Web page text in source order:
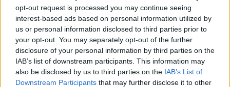
opt-out request is processed you may continue seeing
interest-based ads based on personal information utilized by
us or personal information disclosed to third parties prior to
your opt-out. You may separately opt-out of the further
disclosure of your personal information by third parties on the
IAB’s list of downstream participants. This information may
also be disclosed by us to third parties on the IAB’s List of
Downstream Participants that may further disclose it to other
Lexapro (509)
Depressie - antidepressiva SSRI
Concerta (503)
ADHD - psychostimulantia
Amlodipine (493)
Bloeddruk - calciumantagonisten